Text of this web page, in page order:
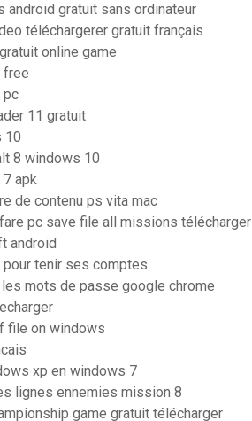
android gratuit sans ordinateur
téléchargerer gratuit français
online game
free
pc
11 gratuit
10
8 windows 10
apk
de contenu ps vita mac
pc save file all missions télécharger
android
tenir ses comptes
mots de passe google chrome
file on windows
xp en windows 7
lignes ennemies mission 8
game gratuit télécharger